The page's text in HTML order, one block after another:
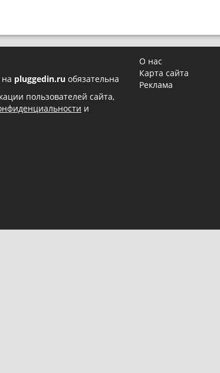
pluggedin.ru обязательна
пользователей сайта,
и
О нас
Карта сайта
Реклама